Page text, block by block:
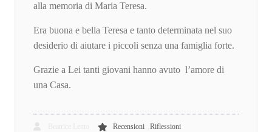
alla memoria di Maria Teresa.
Era buona e bella Teresa e tanto determinata nel suo
desiderio di aiutare i piccoli senza una famiglia forte.
Grazie a Lei tanti giovani hanno avuto l’amore di
una Casa.
Recensioni Riflessioni